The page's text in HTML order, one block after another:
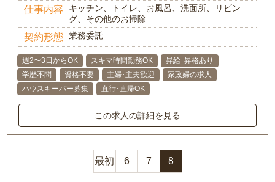
仕事内容
キッチン、トイレ、お風呂、洗面所、リビン
グ、その他のお掃除
契約形態 業務委託
週2〜3日からOK スキマ時間勤務OK
昇給･昇格あり
学歴不問
資格不要 主婦･主夫歓迎
家政婦の求人
ハウスキーパー募集
直行･直帰OK
この求人の詳細を見る
最初 6 7 8